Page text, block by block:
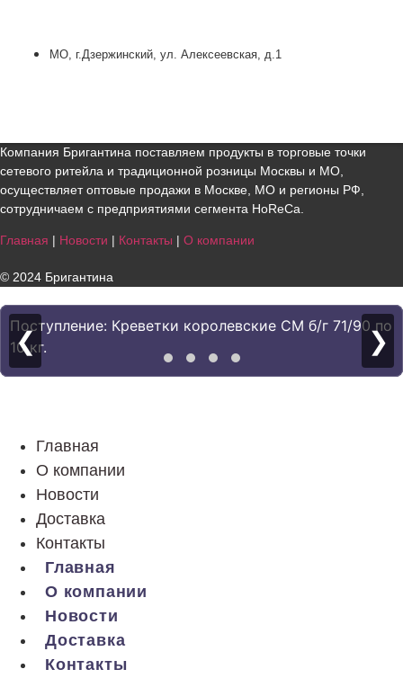
МО, г.Дзержинский, ул. Алексеевская, д.1
Компания Бригантина поставляем продукты в торговые точки
сетевого ритейла и традиционной розницы Москвы и МО,
осуществляет оптовые продажи в Москве, МО и регионы РФ,
сотрудничаем с предприятиями сегмента HoReCa.
Главная | Новости | Контакты | О компании
© 2024 Бригантина
Поступление: Креветки королевские СМ б/г 71/90 по
10 кг.
❮ ❯
Главная
О компании
Новости
Доставка
Контакты
Главная
О компании
Новости
Доставка
Контакты